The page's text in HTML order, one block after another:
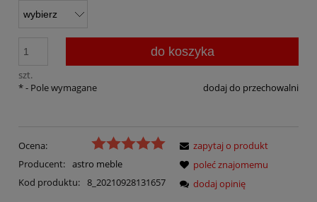
szt.
do koszyka
dodaj do przechowalni
*- Pole wymagane
Ocena:
Producent: astro meble
Kod produktu: 8_20210928131657
zapytaj o produkt
poleć znajomemu
dodaj opinię